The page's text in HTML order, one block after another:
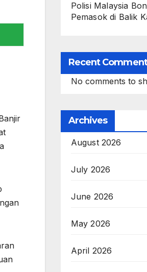
Polisi Malaysia
Pemasok di Balik
Recent
No comments to
Archives
August 2026
July 2026
June 2026
May 2026
April 2026